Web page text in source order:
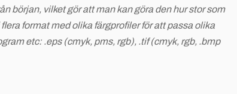
början, vilket gör att man kan göra den hur stor som
format med olika färgprofiler för att passa olika
etc: .eps (cmyk, pms, rgb), .tif (cmyk, rgb, .bmp